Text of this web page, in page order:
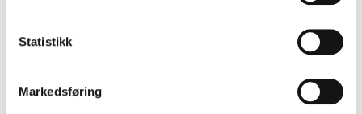
Statistikk
Markedsføring
varehus